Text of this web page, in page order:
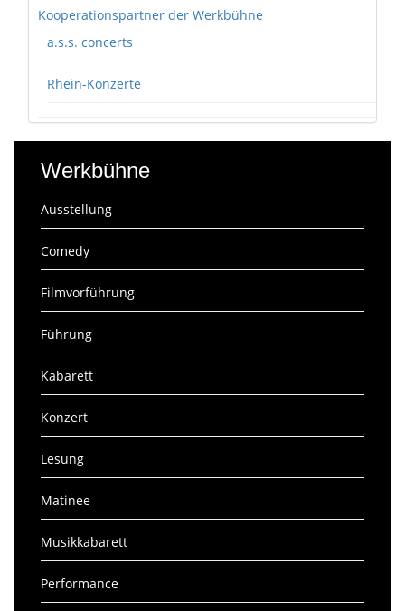
Kooperationspartner der Werkbühne
a.s.s. concerts
Rhein-Konzerte
Werkbühne
Ausstellung
Comedy
Filmvorführung
Führung
Kabarett
Konzert
Lesung
Matinee
Musikkabarett
Performance